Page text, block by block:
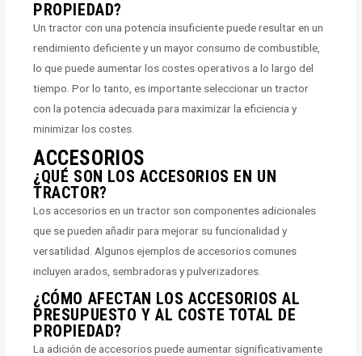
PROPIEDAD?
Un tractor con una potencia insuficiente puede resultar en un
rendimiento deficiente y un mayor consumo de combustible,
lo que puede aumentar los costes operativos a lo largo del
tiempo. Por lo tanto, es importante seleccionar un tractor
con la potencia adecuada para maximizar la eficiencia y
minimizar los costes.
ACCESORIOS
¿QUÉ SON LOS ACCESORIOS EN UN
TRACTOR?
Los accesorios en un tractor son componentes adicionales
que se pueden añadir para mejorar su funcionalidad y
versatilidad. Algunos ejemplos de accesorios comunes
incluyen arados, sembradoras y pulverizadores.
¿CÓMO AFECTAN LOS ACCESORIOS AL
PRESUPUESTO Y AL COSTE TOTAL DE
PROPIEDAD?
La adición de accesorios puede aumentar significativamente